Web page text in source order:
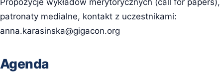
Propozycje wykładów merytorycznych (call for papers),
patronaty medialne, kontakt z uczestnikami:
anna.karasinska@gigacon.org
Agenda